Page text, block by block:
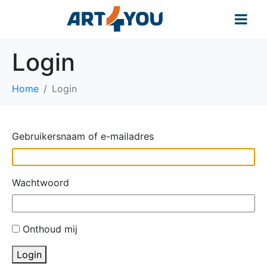
Login
Home Login
Gebruikersnaam of e-mailadres
Wachtwoord
Onthoud mij
Login